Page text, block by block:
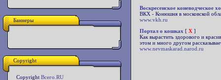
Баннеры
Copyright
Copyright Всего.RU
Воскресенское коневодческое
ВКХ - Конюшня в московской
www.vkh.ru
Портал о кошках [ X ]
Как вырастить здорового и
этом и много другом
www.nevmaskarad.narod.ru